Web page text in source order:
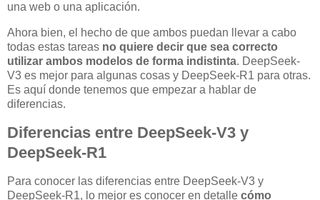
una web o una aplicación.
Ahora bien, el hecho de que ambos puedan llevar a cabo
todas estas tareas no quiere decir que sea correcto
utilizar ambos modelos de forma indistinta. DeepSeek-
V3 es mejor para algunas cosas y DeepSeek-R1 para otras.
Es aquí donde tenemos que empezar a hablar de
diferencias.
Diferencias entre DeepSeek-V3 y
DeepSeek-R1
Para conocer las diferencias entre DeepSeek-V3 y
DeepSeek-R1, lo mejor es conocer en detalle cómo